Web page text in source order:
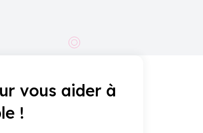
vous aider à
!